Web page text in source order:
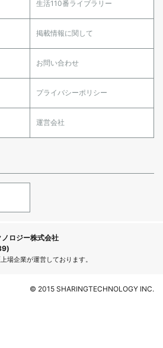
生活110番ライブラリー
掲載情報に関して
お問い合わせ
プライバシーポリシー
運営会社
ロジー株式会社
場企業が運営しております。
© 2015 SHARINGTECHNOLOGY INC.